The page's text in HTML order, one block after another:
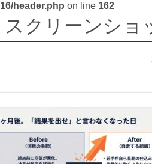
header.php on line 162
スクリーンショ